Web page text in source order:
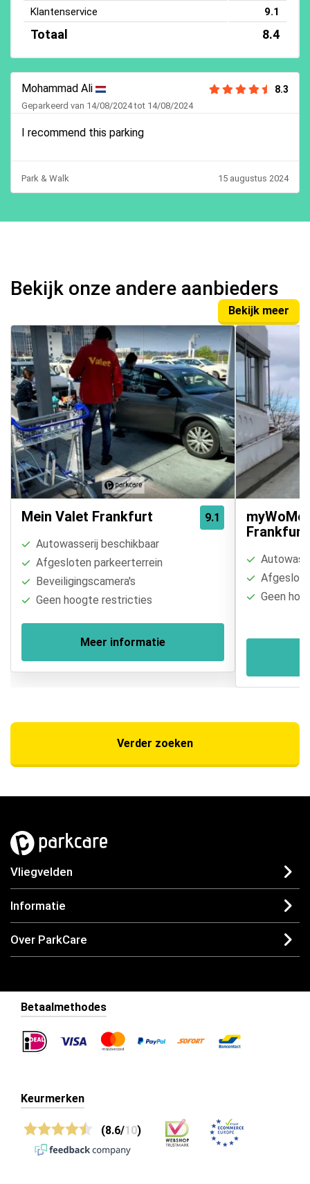
Klantenservice
9.1
Totaal 8.4
Mohammad Ali 8.3
Geparkeerd van 14/08/2024 tot 14/08/2024
I recommend this parking
Park & Walk 15 augustus 2024
Bekijk onze andere aanbieders
Bekijk meer
9.1
Mein Valet Frankfurt
Autowasserij beschikbaar
Afgesloten parkeerterrein
Beveiligingscamera's
Geen hoogte restricties
Meer informatie
Frankfurt
Geen
Verder zoeken
Vliegvelden
Informatie
Over ParkCare
Betaalmethodes
Keurmerken
(8.6/10)